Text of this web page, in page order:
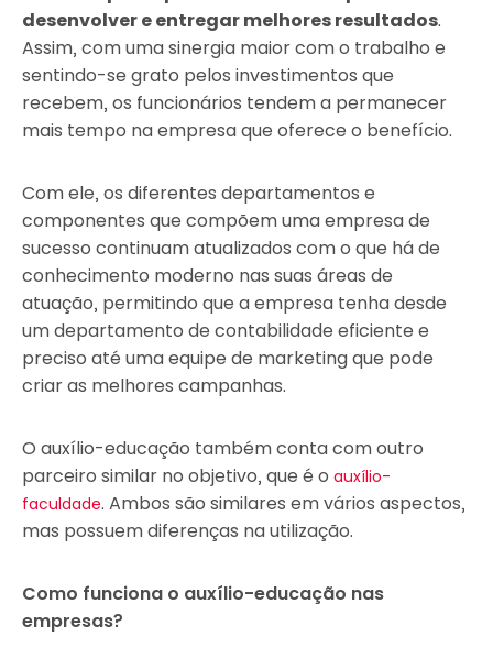
desenvolver e entregar melhores resultados.
Assim, com uma sinergia maior com o trabalho e
sentindo-se grato pelos investimentos que
recebem, os funcionários tendem a permanecer
mais tempo na empresa que oferece o benefício.
Com ele, os diferentes departamentos e
componentes que compõem uma empresa de
sucesso continuam atualizados com o que há de
conhecimento moderno nas suas áreas de
atuação, permitindo que a empresa tenha desde
um departamento de contabilidade eficiente e
preciso até uma equipe de marketing que pode
criar as melhores campanhas.
O auxílio-educação também conta com outro
parceiro similar no objetivo, que é o auxílio-
faculdade. Ambos são similares em vários aspectos,
mas possuem diferenças na utilização.
Como funciona o auxílio-educação nas
empresas?